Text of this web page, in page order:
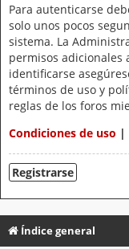
Para autenticarse
solo unos pocos
sistema. La
permisos adicionales
identificarse
términos de uso y
reglas de los foros
Condiciones de uso |
Registrarse
Índice general